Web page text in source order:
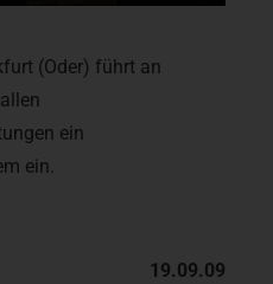
(Oder) führt an
ein
ein.
19.09.09